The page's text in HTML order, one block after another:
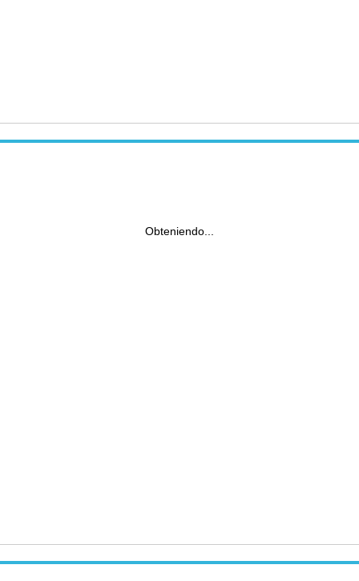
Obteniendo...